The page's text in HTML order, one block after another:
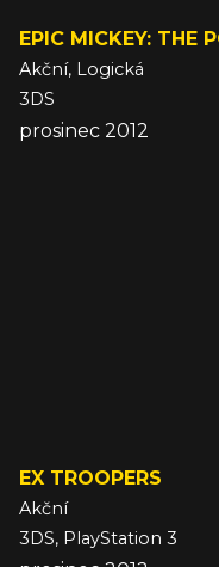
EPIC MICKEY: THE
Akční, Logická
3DS
prosinec 2012
EX TROOPERS
Akční
3DS, PlayStation 3